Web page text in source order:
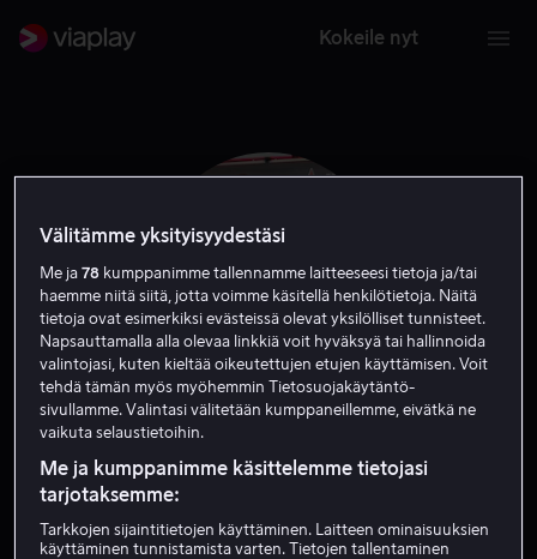
Kokeile nyt
Boyz II Men
Välitämme yksityisyydestäsi
Me ja78 kumppanimme tallennamme laitteeseesi tietoja ja/tai
haemme niitä siitä, jotta voimme käsitellä henkilötietoja. Näitä
tietoja ovat esimerkiksi evästeissä olevat yksilölliset tunnisteet.
Napsauttamalla alla olevaa linkkiä voit hyväksyä tai hallinnoida
valintojasi, kuten kieltää oikeutettujen etujen käyttämisen. Voit
tehdä tämän myös myöhemmin Tietosuojakäytäntö-
sivullamme. Valintasi välitetään kumppaneillemme, eivätkä ne
vaikuta selaustietoihin.
Me ja kumppanimme käsittelemme tietojasi
tarjotaksemme:
Tarkkojen sijaintitietojen käyttäminen. Laitteen ominaisuuksien
käyttäminen tunnistamista varten. Tietojen tallentaminen